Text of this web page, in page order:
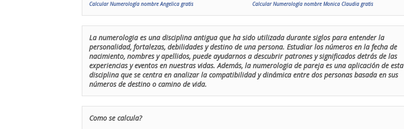
Calcular Numerología nombre Angelica gratis
Calcular Numerología nombre Monica Claudia gratis
La numerologia es una disciplina antigua que ha sido utilizada durante siglos para entender la
personalidad, fortalezas, debilidades y destino de una persona. Estudiar los números en la fecha de
nacimiento, nombres y apellidos, puede ayudarnos a descubrir patrones y significados detrás de las
experiencias y eventos en nuestras vidas. Además, la numerologia de pareja es una aplicación de esta
disciplina que se centra en analizar la compatibilidad y dinámica entre dos personas basada en sus
números de destino o camino de vida.
Como se calcula?